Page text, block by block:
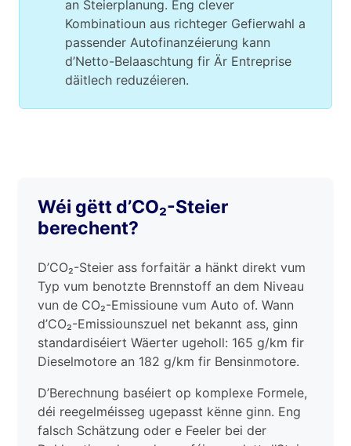
an Steierplanung. Eng clever
Kombinatioun aus richteger Gefierwahl a
passender Autofinanzéierung kann
d’Netto-Belaaschtung fir Är Entreprise
däitlech reduzéieren.
Wéi gëtt d’CO₂-Steier
berechent?
D’CO₂-Steier ass forfaitär a hänkt direkt vum
Typ vum benotzte Brennstoff an dem Niveau
vun de CO₂-Emissioune vum Auto of. Wann
d’CO₂-Emissiounszuel net bekannt ass, ginn
standardiséiert Wäerter ugeholl: 165 g/km fir
Dieselmotore an 182 g/km fir Bensinmotore.
D’Berechnung baséiert op komplexe Formele,
déi reegelméisseg ugepasst kënne ginn. Eng
falsch Schätzung oder e Feeler bei der